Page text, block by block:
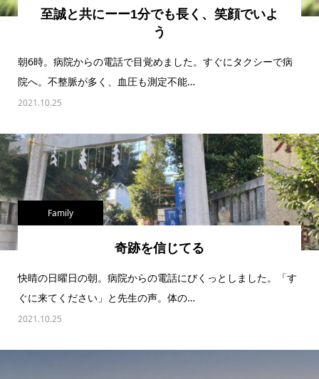
至誠と共にーー1分でも長く、笑顔でいよ
う
朝6時。病院からの電話で目覚めました。すぐにタクシーで病
院へ。不整脈が多く、血圧も測定不能…
2021.10.25
Family
奇跡を信じてる
快晴の日曜日の朝。病院からの電話にびくっとしました。「す
ぐに来てください」と先生の声。体の…
2021.10.25